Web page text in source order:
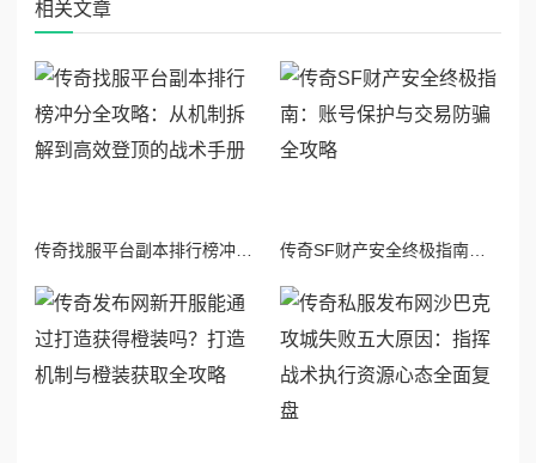
相关文章
传奇SF财产安全终极指南：账号保护与交易防骗全攻略